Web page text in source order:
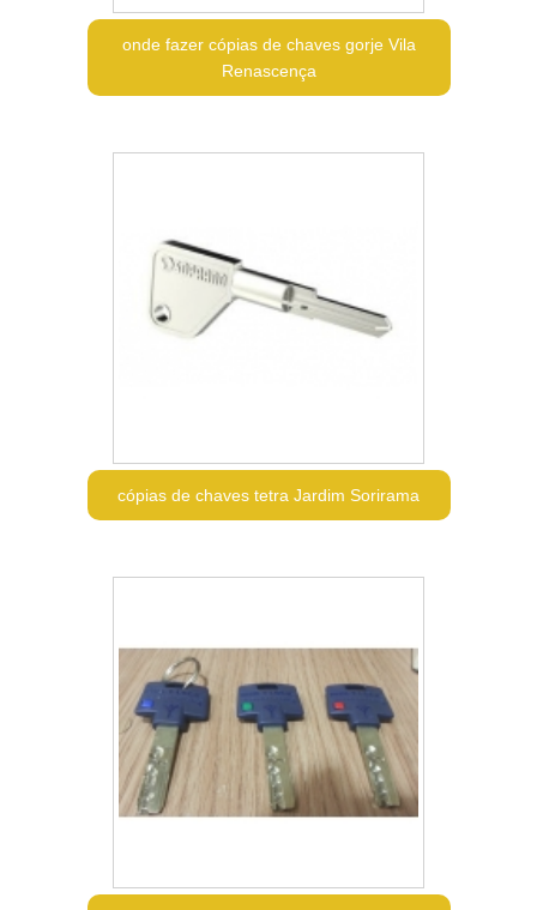
onde fazer cópias de chaves gorje Vila
Renascença
cópias de chaves tetra Jardim Sorirama